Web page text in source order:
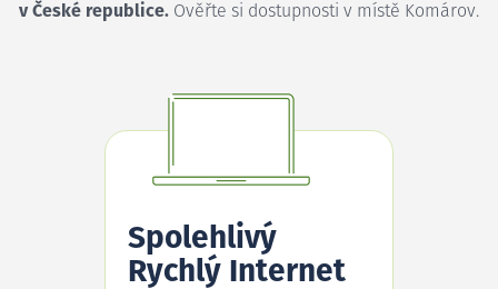
v České republice. Ověřte si dostupnosti v místě Komárov.
Spolehlivý
Rychlý Internet